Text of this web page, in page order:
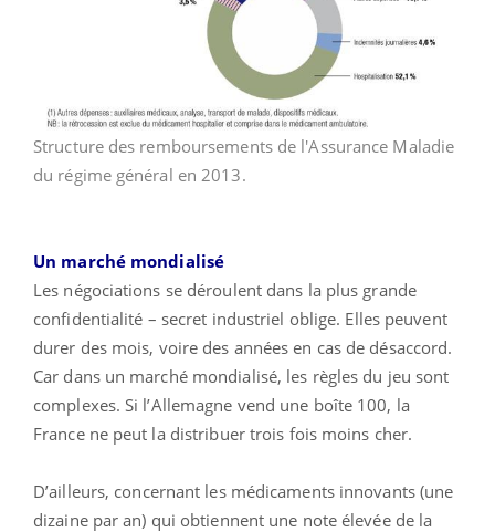
Structure des remboursements de l'Assurance Maladie
du régime général en 2013.
Un marché mondialisé
Les négociations se déroulent dans la plus grande
confidentialité – secret industriel oblige. Elles peuvent
durer des mois, voire des années en cas de désaccord.
Car dans un marché mondialisé, les règles du jeu sont
complexes. Si l’Allemagne vend une boîte 100, la
France ne peut la distribuer trois fois moins cher.
D’ailleurs, concernant les médicaments innovants (une
dizaine par an) qui obtiennent une note élevée de la